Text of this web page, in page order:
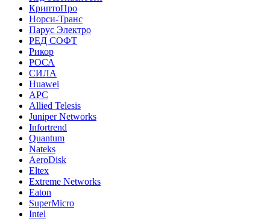
КриптоПро
Норси-Транс
Парус Электро
РЕД СОФТ
Рикор
РОСА
СИЛА
Huawei
APC
Allied Telesis
Juniper Networks
Infortrend
Quantum
Nateks
AeroDisk
Eltex
Extreme Networks
Eaton
SuperMicro
Intel